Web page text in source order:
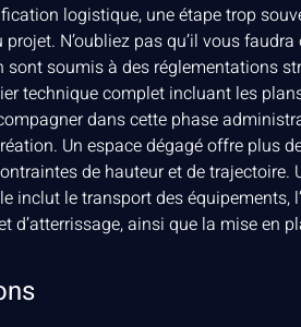
logistique, une étape trop
N’oubliez pas qu’il vous
soumis à des réglementations
technique complet incluant les
dans cette phase
Un espace dégagé offre plus
de hauteur et de trajectoire.
inclut le transport des équipements,
ainsi que la mise en